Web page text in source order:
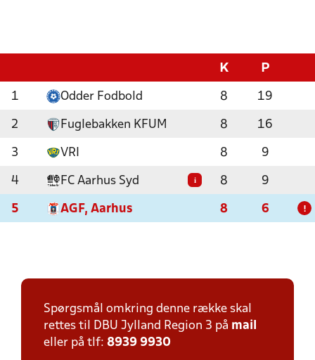
K P
1 Odder Fodbold 8 19
2 Fuglebakken KFUM 8 16
3 VRI 8 9
4 FC Aarhus Syd i 8 9
5 AGF, Aarhus 8 6 !
Spørgsmål omkring denne række skal
rettes til DBU Jylland Region 3 på mail
eller på tlf: 8939 9930